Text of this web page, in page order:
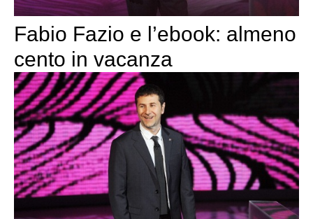
Fabio Fazio e l’ebook: almeno
cento in vacanza